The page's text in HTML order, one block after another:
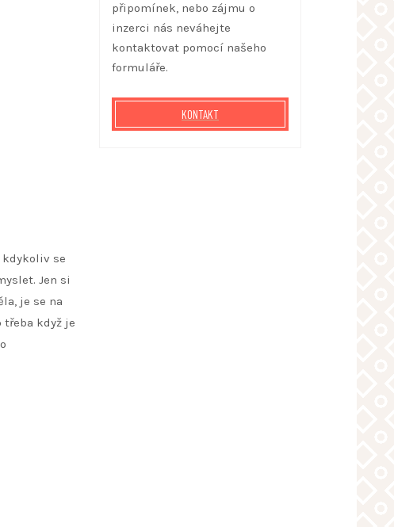
se
Jen si
je se na
třeba když je
připomínek, nebo zájmu o
inzerci nás neváhejte
kontaktovat pomocí našeho
formuláře.
KONTAKT